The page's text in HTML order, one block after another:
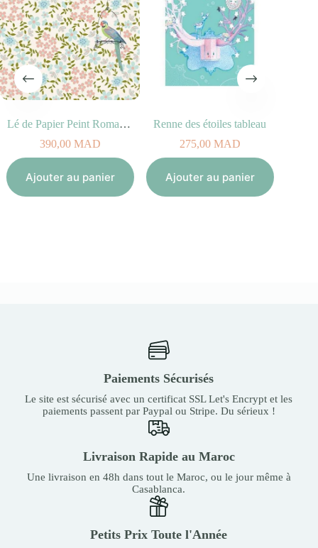
Lé de Papier Peint Romance
390,00MAD
Ajouter au panier
Renne des étoiles tableau
275,00MAD
Ajouter au panier
Paiements Sécurisés
Le site est sécurisé avec un certificat SSL Let's Encrypt et les
paiements passent par Paypal ou Stripe. Du sérieux !
Livraison Rapide au Maroc
Une livraison en 48h dans tout le Maroc, ou le jour même à
Casablanca.
Petits Prix Toute l'Année